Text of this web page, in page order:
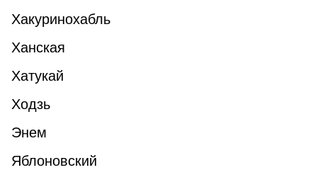
Хакуринохабль
Ханская
Хатукай
Ходзь
Энем
Яблоновский